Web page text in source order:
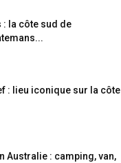
: la côte sud de
: lieu iconique sur la côte
Australie : camping, van,